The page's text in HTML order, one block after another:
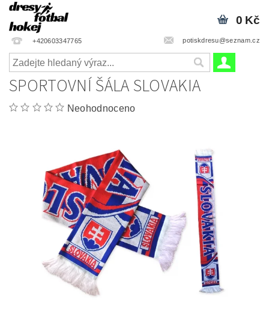
+420603347765 potiskdresu@seznam.cz
0 Kč
SPORTOVNÍ ŠÁLA SLOVAKIA
Neohodnoceno